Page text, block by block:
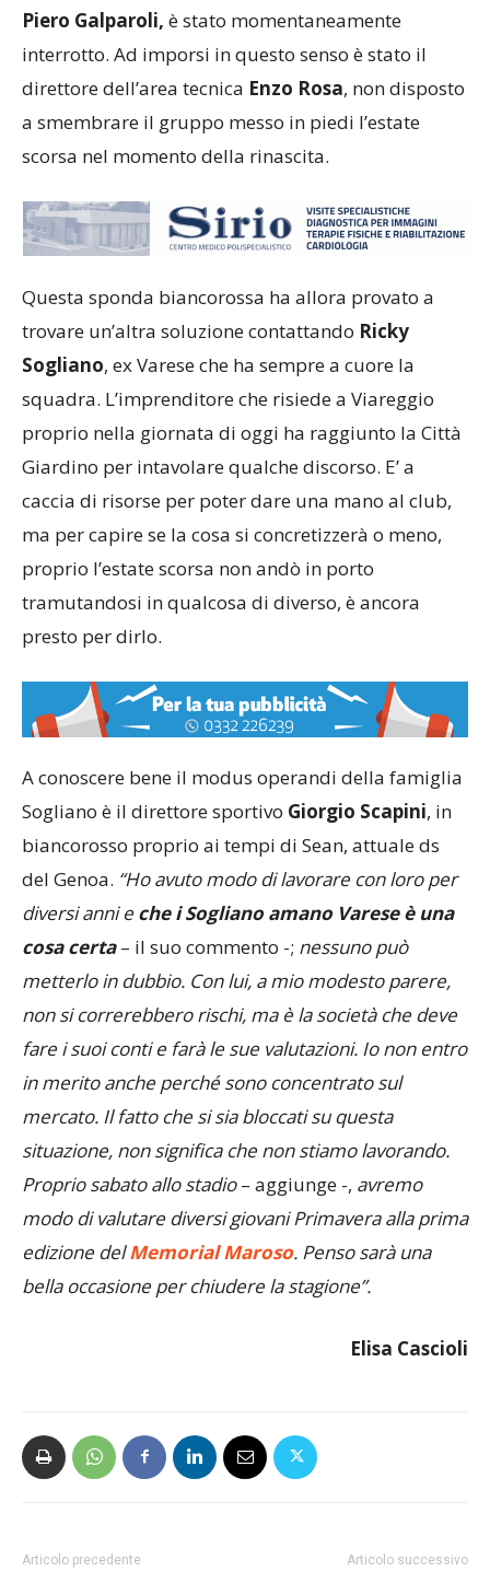
Piero Galparoli, è stato momentaneamente
interrotto. Ad imporsi in questo senso è stato il
direttore dell’area tecnica Enzo Rosa, non disposto
a smembrare il gruppo messo in piedi l’estate
scorsa nel momento della rinascita.
Questa sponda biancorossa ha allora provato a
trovare un’altra soluzione contattando
A conoscere bene il modus operandi della famiglia
Sogliano è il direttore sportivoGiorgio Scapini, in
biancorosso proprio ai tempi di Sean, attuale ds
del Genoa.“Ho avuto modo di lavorare con loro per
diversi anni eche i Sogliano amano Varese è una
cosa certa– il suo commento -;nessuno può
metterlo in dubbio. Con lui, a mio modesto parere,
non si correrebbero rischi, ma è la società che deve
fare i suoi conti e farà le sue valutazioni. Io non entro
in merito anche perché sono concentrato sul
mercato. Il fatto che si sia bloccati su questa
situazione, non significa che non stiamo lavorando.
Proprio sabato allo stadio– aggiunge -,avremo
modo di valutare diversi giovani Primavera alla prima
edizione delMemorial Maroso. Penso sarà una